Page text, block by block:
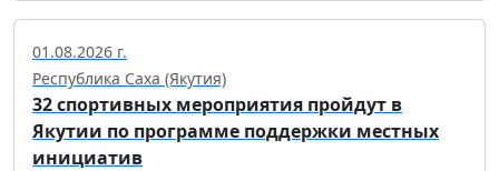
01.08.2026 г.
Республика Саха (Якутия)
32 спортивных мероприятия пройдут в
Якутии по программе поддержки местных
инициатив